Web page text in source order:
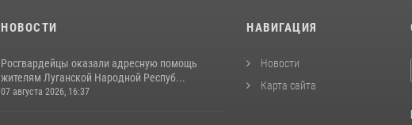
НОВОСТИ
Росгвардейцы оказали адресную помощь
жителям Луганской Народной Респуб...
07 августа 2026, 16:37
НАВИГАЦИЯ
Новости
Карта сайта